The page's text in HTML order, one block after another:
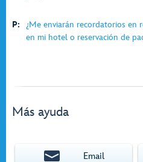
P:
¿Me enviarán recordatorios en
en mi hotel o reservación de
Más ayuda
Email